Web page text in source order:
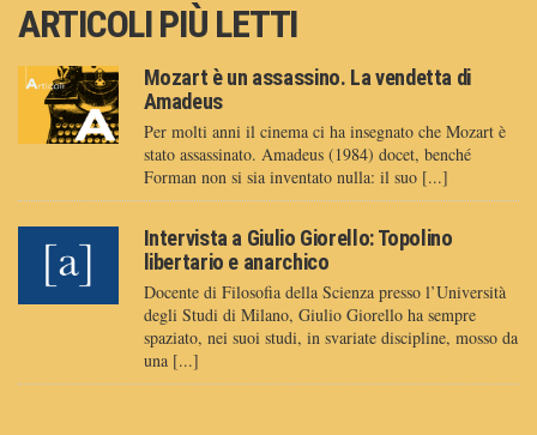
ARTICOLI PIÙ LETTI
Mozart è un assassino. La vendetta di
Amadeus
Per molti anni il cinema ci ha insegnato che Mozart è
stato assassinato. Amadeus (1984) docet, benché
Forman non si sia inventato nulla: il suo [...]
Intervista a Giulio Giorello: Topolino
libertario e anarchico
Docente di Filosofia della Scienza presso l’Università
degli Studi di Milano, Giulio Giorello ha sempre
spaziato, nei suoi studi, in svariate discipline, mosso da
una [...]